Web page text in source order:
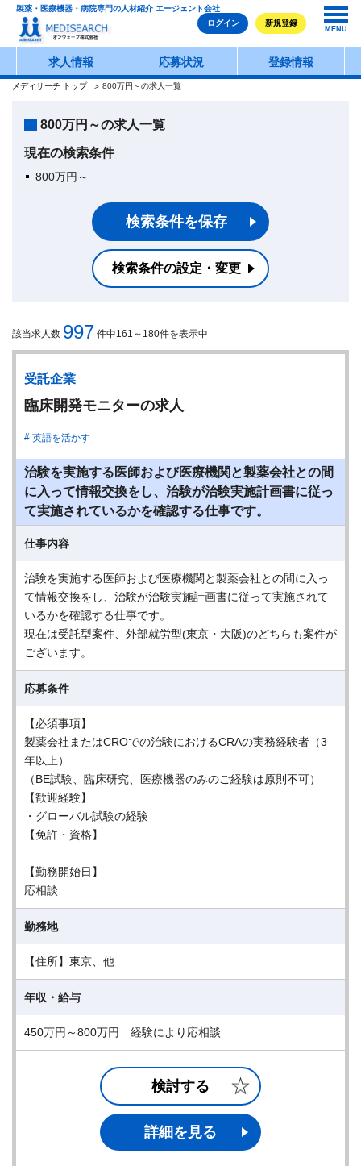
製薬・医療機器・病院専門の人材紹介 エージェント会社
ログイン
新規登録
MENU
求人情報 応募状況 登録情報
メディサーチ トップ 800万円～の求人一覧
800万円～の求人一覧
現在の検索条件
800万円～
検索条件を保存
検索条件の設定・変更
該当求人数 997 件中161～180件を表示中
受託企業
臨床開発モニターの求人
英語を活かす
治験を実施する医師および医療機関と製薬会社との間
に入って情報交換をし、治験が治験実施計画書に従っ
て実施されているかを確認する仕事です。
仕事内容
治験を実施する医師および医療機関と製薬会社との間に入っ
て情報交換をし、治験が治験実施計画書に従って実施されて
いるかを確認する仕事です。
現在は受託型案件、外部就労型(東京・大阪)のどちらも案件が
ございます。
応募条件
【必須事項】
製薬会社またはCROでの治験におけるCRAの実務経験者（3
年以上）
（BE試験、臨床研究、医療機器のみのご経験は原則不可）
【歓迎経験】
・グローバル試験の経験
【免許・資格】
【勤務開始日】
応相談
勤務地
【住所】東京、他
年収・給与
450万円～800万円 経験により応相談
検討する
詳細を見る